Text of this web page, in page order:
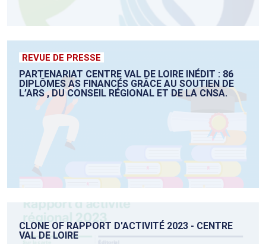
REVUE DE PRESSE
PARTENARIAT CENTRE VAL DE LOIRE INÉDIT : 86
DIPLÔMES AS FINANCÉS GRÂCE AU SOUTIEN DE
L’ARS , DU CONSEIL RÉGIONAL ET DE LA CNSA.
CLONE OF RAPPORT D'ACTIVITÉ 2023 - CENTRE
VAL DE LOIRE